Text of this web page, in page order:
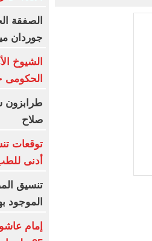
جوردان
الشيوخ
الحكومى
طرابزون
صلاح
أدنى للطب و 93.12%
تنسيق
الموجود